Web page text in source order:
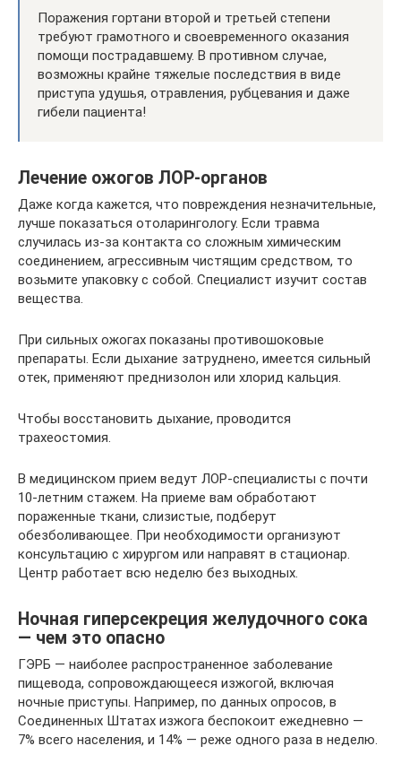
Поражения гортани второй и третьей степени
требуют грамотного и своевременного оказания
помощи пострадавшему. В противном случае,
возможны крайне тяжелые последствия в виде
приступа удушья, отравления, рубцевания и даже
гибели пациента!
Лечение ожогов ЛОР-органов
Даже когда кажется, что повреждения незначительные,
лучше показаться отоларингологу. Если травма
случилась из-за контакта со сложным химическим
соединением, агрессивным чистящим средством, то
возьмите упаковку с собой. Специалист изучит состав
вещества.
При сильных ожогах показаны противошоковые
препараты. Если дыхание затруднено, имеется сильный
отек, применяют преднизолон или хлорид кальция.
Чтобы восстановить дыхание, проводится
трахеостомия.
В медицинском прием ведут ЛОР-специалисты с почти
10-летним стажем. На приеме вам обработают
пораженные ткани, слизистые, подберут
обезболивающее. При необходимости организуют
консультацию с хирургом или направят в стационар.
Центр работает всю неделю без выходных.
Ночная гиперсекреция желудочного сока
— чем это опасно
ГЭРБ — наиболее распространенное заболевание
пищевода, сопровождающееся изжогой, включая
ночные приступы. Например, по данных опросов, в
Соединенных Штатах изжога беспокоит ежедневно —
7% всего населения, и 14% — реже одного раза в неделю.